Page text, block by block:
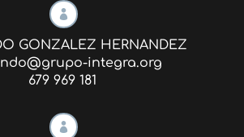

GONZALEZ HERNANDEZ
integra.org
679 969 181
